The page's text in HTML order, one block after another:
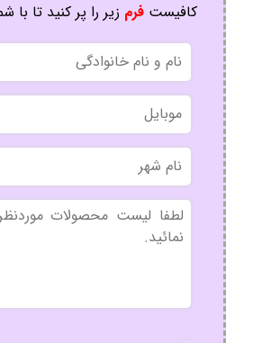
کافیستفرم زیر را پر کنید تا با
نام
و
نام
خانوادگی
موبایل
نام
شهر
بدون
عنوان